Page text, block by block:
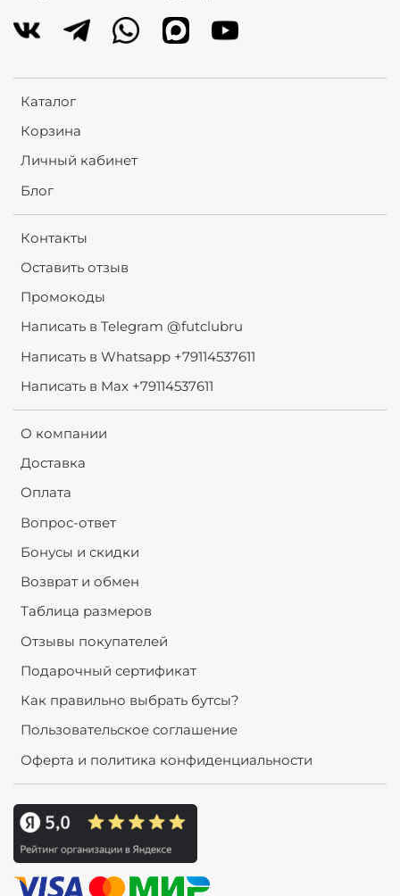
Каталог
Корзина
Личный кабинет
Блог
Контакты
Оставить отзыв
Промокоды
Написать в Telegram @futclubru
Написать в Whatsapp +79114537611
Написать в Max +79114537611
О компании
Доставка
Оплата
Вопрос-ответ
Бонусы и скидки
Возврат и обмен
Таблица размеров
Отзывы покупателей
Подарочный сертификат
Как правильно выбрать бутсы?
Пользовательское соглашение
Оферта и политика конфиденциальности